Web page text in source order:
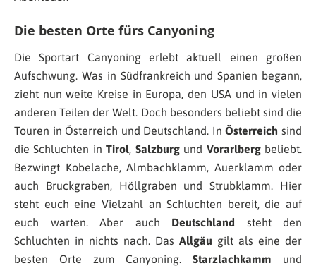
Die besten Orte fürs Canyoning
Die Sportart Canyoning erlebt aktuell einen großen
Aufschwung. Was in Südfrankreich und Spanien begann,
zieht nun weite Kreise in Europa, den USA und in vielen
anderen Teilen der Welt. Doch besonders beliebt sind die
Touren in Österreich und Deutschland. InÖsterreich sind
die Schluchten inTirol, Salzburgund Vorarlbergbeliebt.
Bezwingt Kobelache, Almbachklamm, Auerklamm oder
auch Bruckgraben, Höllgraben und Strubklamm. Hier
steht euch eine Vielzahl an Schluchten bereit, die auf
euch warten. Aber auch Deutschland steht den
Schluchten in nichts nach. Das Allgäu gilt als eine der
besten Orte zum Canyoning.Starzlachkamm und